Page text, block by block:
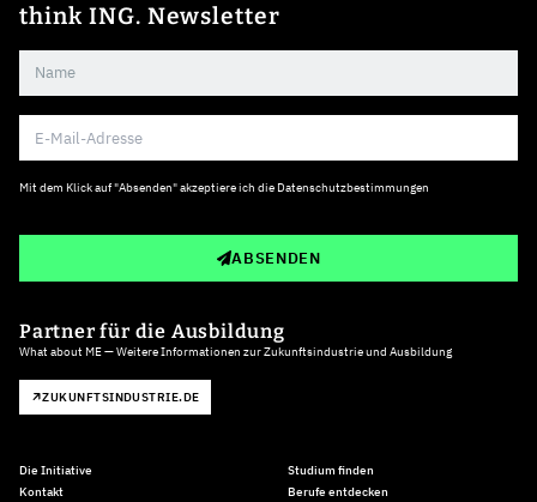
think ING. Newsletter
Mit dem Klick auf "Absenden" akzeptiere ich die Datenschutzbestimmungen
ABSENDEN
Partner für die Ausbildung
What about ME — Weitere Informationen zur Zukunftsindustrie und Ausbildung
ZUKUNFTSINDUSTRIE.DE
Die Initiative
Kontakt
Studium finden
Berufe entdecken